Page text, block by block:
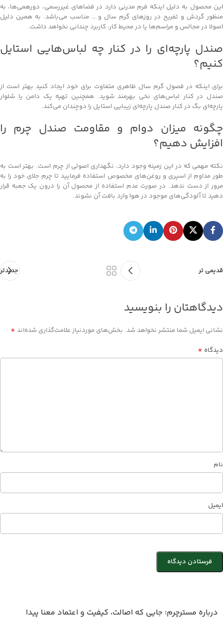
این محصول به دلیل اینکه فرم مدرنی دارد در فضاهای غیررسمی، دورهمی‌ها، به
منظور گردش و تفریح در روزهای گرم سال و … مناسب می‌باشد. به همین دلیل
اصولا در مجالس و مراسم‌ها یا در محیط کار، کاربرد چندانی نخواهد داشت.
صندل پارچه‌ای را در کنار چه لباس‌هایی استایل
کنیم؟
برای اینکه در فصول گرم سال ظاهری متفاوت برای خود ایجاد کنید بهتر است از
صندل در کنار لباس‌های نخی بهرمند شوید. همچنین تهیه یک دامن یا شلوار
پارچه‌ای بگ در کنار صندل پارچه‌ای زیبایی استایل را دوچندان می‌کند.
چگونه میزان دوام و مقاومت صندل چرم را
افزایش دهیم؟
نکته مهمی که در این زمینه وجود دارد، نگهداری اصولی از چرم است. بهتر است به
طور مداوم از اسپری و روغن‌های مخصوص استفاده فرمایید تا چرم جلای خود را به
مرور از دست ندهد. در صورت عدم استفاده از محصول آن را درون یک جعبه قرار
دهید تا آلودگی‌های موجود در هوا وارد بافت آن نشوند.
جدیدتر قدیمی تر
دیدگاهتان را بنویسید
نشانی ایمیل شما منتشر نخواهد شد. بخش‌های موردنیاز علامت‌گذاری شده‌اند *
دیدگاه *
نام
ایمیل
درباره مسترچرم؛ جایی که اصالت، کیفیت و اعتماد معنا پیدا